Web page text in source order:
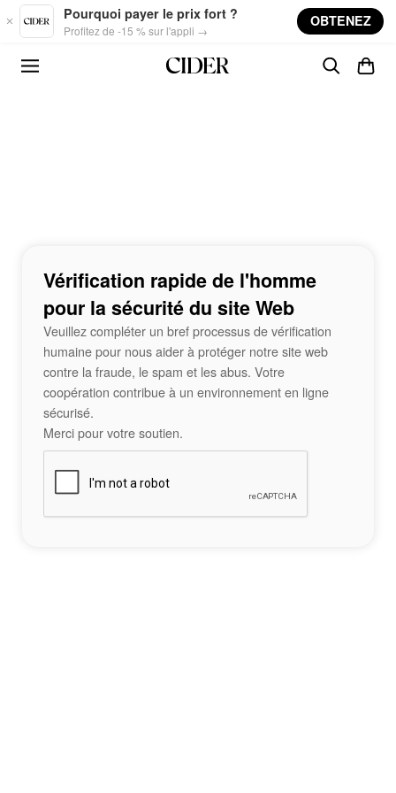
Skip to main content
Pourquoi payer le prix fort ?
Profitez de -15 % sur l'appli →
OBTENEZ
Vérification rapide de l'homme
pour la sécurité du site Web
Veuillez compléter un bref processus de vérification
humaine pour nous aider à protéger notre site web
contre la fraude, le spam et les abus. Votre
coopération contribue à un environnement en ligne
sécurisé.
Merci pour votre soutien.